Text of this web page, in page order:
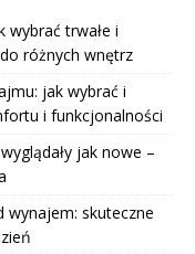
wybrać trwałe i
różnych wnętrz
jak wybrać i
i funkcjonalności
jak nowe –
wynajem: skuteczne